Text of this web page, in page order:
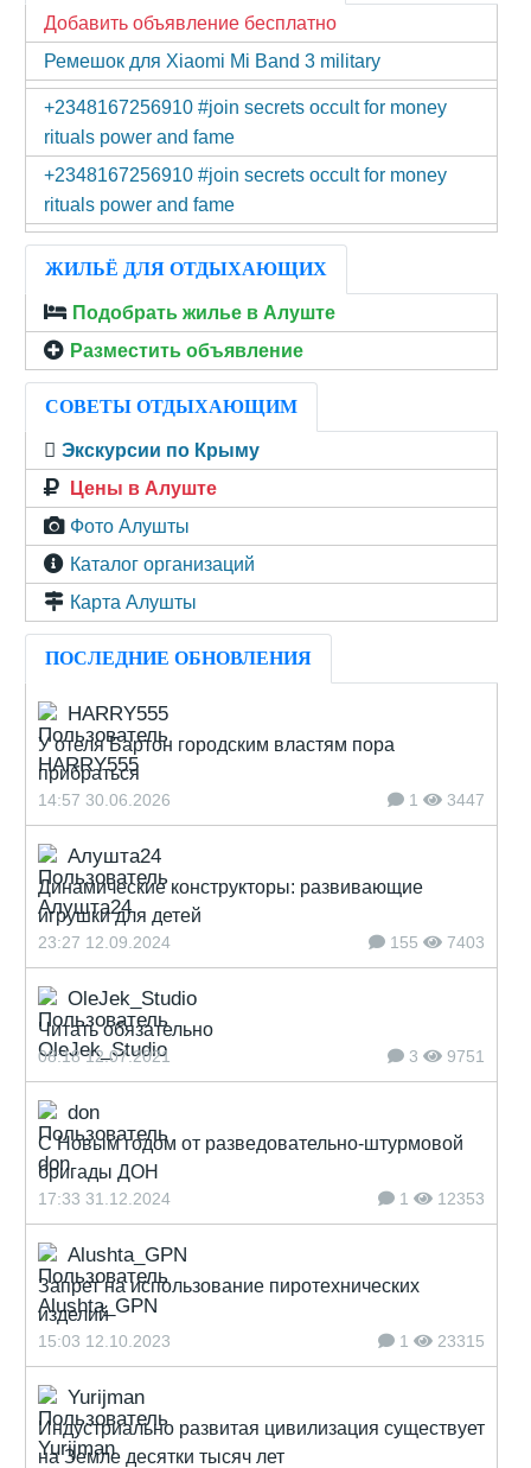
Добавить объявление бесплатно
Ремешок для Xiaomi Mi Band 3 military
+2348167256910 #join secrets occult for money
rituals power and fame
+2348167256910 #join secrets occult for money
rituals power and fame
ЖИЛЬЁ ДЛЯ ОТДЫХАЮЩИХ
Подобрать жилье в Алуште
Разместить объявление
СОВЕТЫ ОТДЫХАЮЩИМ
Экскурсии по Крыму
Цены в Алуште
Фото Алушты
Каталог организаций
Карта Алушты
ПОСЛЕДНИЕ ОБНОВЛЕНИЯ
HARRY555
У отеля Бартон городским властям пора
прибраться
14:57 30.06.2026 1 3447
Алушта24
Динамические конструкторы: развивающие
игрушки для детей
23:27 12.09.2024 155 7403
OleJek_Studio
Читать обязательно
08:18 12.07.2021 3 9751
don
С Новым годом от разведовательно-штурмовой
бригады ДОН
17:33 31.12.2024 1 12353
Alushta_GPN
Запрет на использование пиротехнических
изделий
15:03 12.10.2023 1 23315
Yurijman
Индустриально развитая цивилизация существует
на Земле десятки тысяч лет